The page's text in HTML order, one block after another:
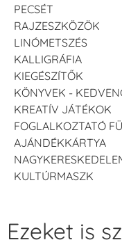
PECSÉT
RAJZESZKÖZÖK
LINÓMETSZÉS
KALLIGRÁFIA
KIEGÉSZÍTŐK
KÖNYVEK -
KREATÍV JÁTÉKOK
FOGLALKOZTATÓ
AJÁNDÉKKÁRTYA
KULTÚRMASZK
Ezeket is